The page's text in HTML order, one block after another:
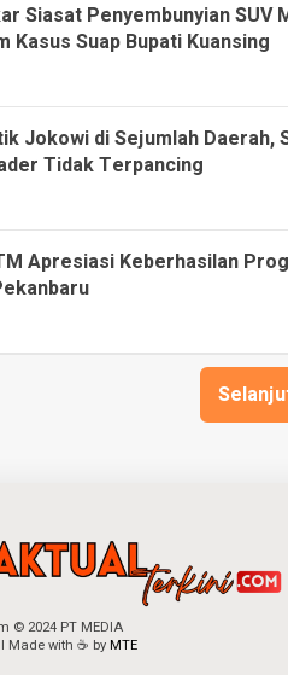
Siasat Penyembunyian SUV
Kasus Suap Bupati Kuansing
Jokowi di Sejumlah Daerah,
Tidak Terpancing
Apresiasi Keberhasilan
© 2024 PT MEDIA
Made with ☕ by MTE